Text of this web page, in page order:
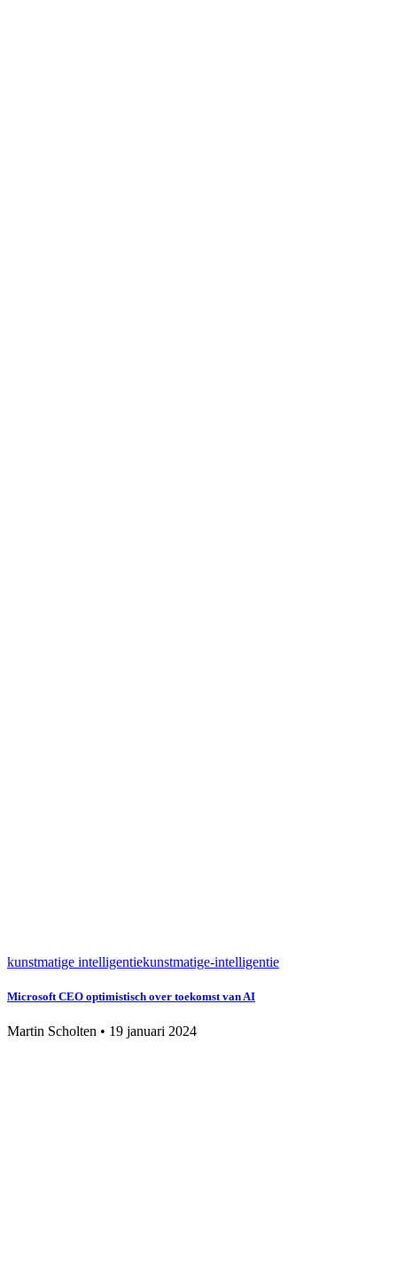
kunstmatige intelligentiekunstmatige-intelligentie
Microsoft CEO optimistisch over toekomst van AI
Martin Scholten • 19 januari 2024